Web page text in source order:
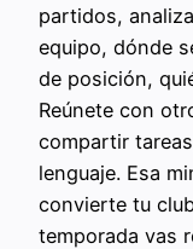
partidos,
equipo, dónde
de posición,
Reúnete con
compartir
lenguaje. Esa
convierte tu
temporada vas